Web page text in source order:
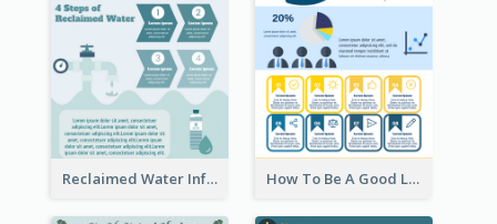
Reclaimed Water Infographic How To Be A Good Leader Infographic